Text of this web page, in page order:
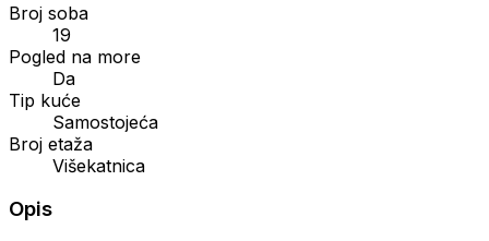
Broj soba
19
Pogled na more
Da
Tip kuće
Samostojeća
Broj etaža
Višekatnica
Opis